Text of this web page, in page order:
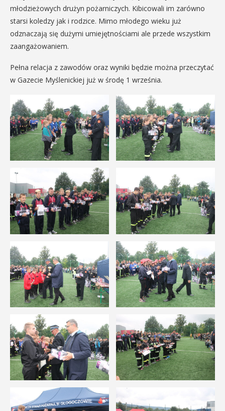
młodzieżowych drużyn pożarniczych. Kibicowali im zarówno
starsi koledzy jak i rodzice. Mimo młodego wieku już
odznaczają się dużymi umiejętnościami ale przede wszystkim
zaangażowaniem.
Pełna relacja z zawodów oraz wyniki będzie można przeczytać
w Gazecie Myślenickiej już w środę 1 września.